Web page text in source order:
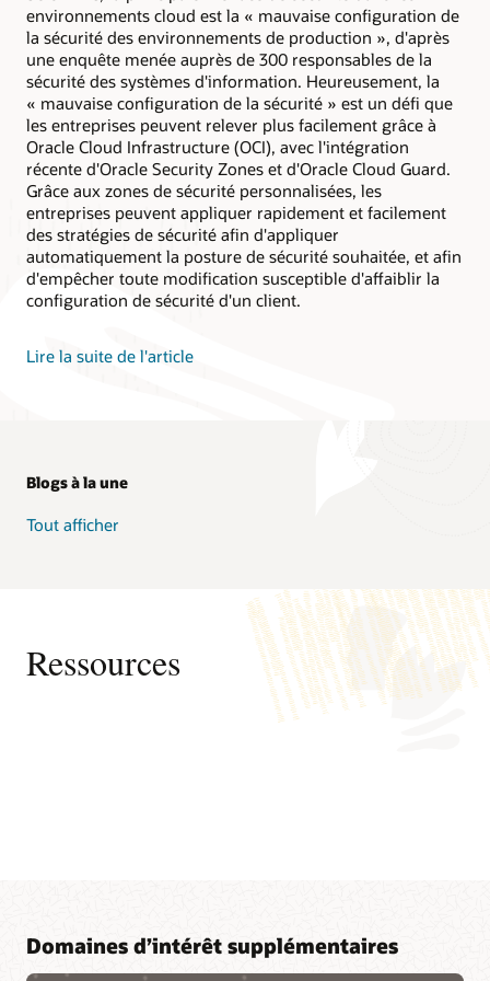
environnements cloud est la « mauvaise configuration de
la sécurité des environnements de production », d'après
une enquête menée auprès de 300 responsables de la
sécurité des systèmes d'information. Heureusement, la
« mauvaise configuration de la sécurité » est un défi que
les entreprises peuvent relever plus facilement grâce à
Oracle Cloud Infrastructure (OCI), avec l'intégration
récente d'Oracle Security Zones et d'Oracle Cloud Guard.
Grâce aux zones de sécurité personnalisées, les
entreprises peuvent appliquer rapidement et facilement
des stratégies de sécurité afin d'appliquer
automatiquement la posture de sécurité souhaitée, et afin
d'empêcher toute modification susceptible d'affaiblir la
configuration de sécurité d'un client.
Lire la suite de l'article
Blogs à la une
Tout afficher
Ressources
Domaines d’intérêt supplémentaires